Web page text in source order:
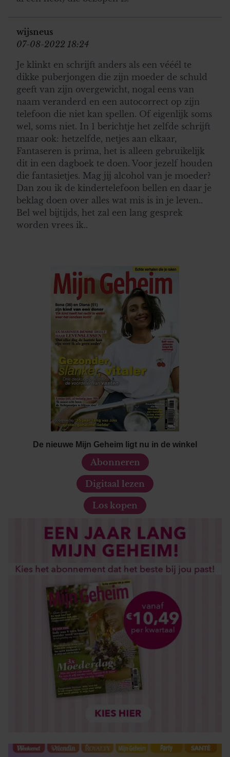
gaat akkoord met onze cookies als u onze website blijft
gebruiken.
wijsneus
07-08-2022 18:24
Je klinkt en schrijft anders als een vééél te
dikke puberjongen die zijn moeder de schuld
geeft van zijn overgewicht, nogal eens van
naam veranderd en een autocorrect op zijn
telefoon die niet kan spellen. Of eigenlijk soms
wel, soms niet. In 1 berichtje het zelfde schrijft
maar ook: hetzelfde, netjes aan elkaar,
Fantaseren is prima, het is alleen gebruikelijk
dit in een dagboek te doen. Voor jezelf houden
die fantasietjes. Mag jij alcohol van je moeder?
Dan zou ik de kindertelefoon bellen en daar je
beklag doen over alles wat mis is in je leven..
Bel wel bijtijds, het zal een lang gesprek
worden vrees ik..
De nieuwe Mijn Geheim ligt nu in de winkel
Abonneren
Digitaal lezen
Los kopen